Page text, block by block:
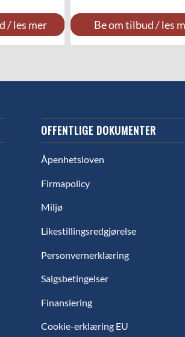
/ les mer Be om tilbud / les
OFFENTLIGE DOKUMENTER
Åpenhetsloven
Firmapolicy
Miljø
Likestillingsredgjørelse
Personvernerklæring
Salgsbetingelser
Finansiering
Cookie-erklæring EU